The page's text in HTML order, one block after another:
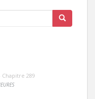
Chapitre 289